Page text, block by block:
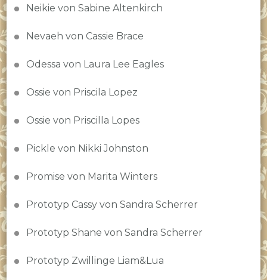
Neikie von Sabine Altenkirch
Nevaeh von Cassie Brace
Odessa von Laura Lee Eagles
Ossie von Priscila Lopez
Ossie von Priscilla Lopes
Pickle von Nikki Johnston
Promise von Marita Winters
Prototyp Cassy von Sandra Scherrer
Prototyp Shane von Sandra Scherrer
Prototyp Zwillinge Liam&Lua